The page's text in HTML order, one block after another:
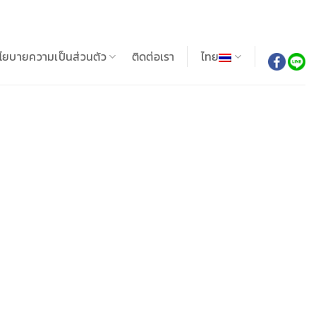
ยบายความเป็นส่วนตัว ติดต่อเรา ไทย